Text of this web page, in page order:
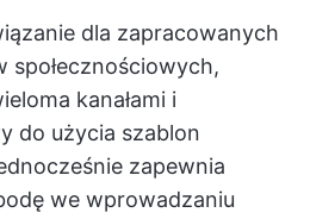
dla zapracowanych
społecznościowych,
kanałami i
do użycia szablon
zapewnia
we wprowadzaniu